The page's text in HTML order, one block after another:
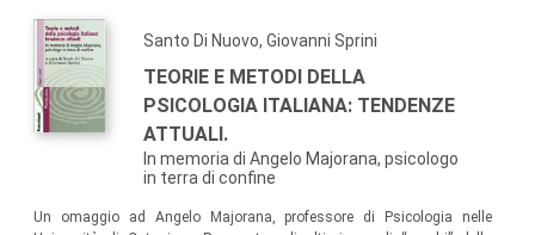
Santo Di Nuovo, Giovanni Sprini
TEORIE E METODI DELLA
PSICOLOGIA ITALIANA: TENDENZE
ATTUALI.
In memoria di Angelo Majorana, psicologo
in terra di confine
Un omaggio ad Angelo Majorana, professore di Psicologia nelle